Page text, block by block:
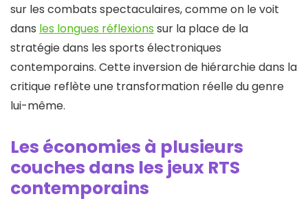
sur les combats spectaculaires, comme on le voit
dans les longues réflexionssur la place de la
stratégie dans les sports électroniques
contemporains. Cette inversion de hiérarchie dans la
critique reflète une transformation réelle du genre
lui-même.
Les économies à plusieurs
couches dans les jeux RTS
contemporains